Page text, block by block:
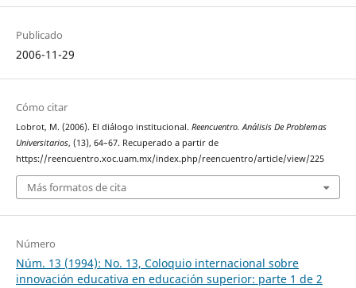
Publicado
2006-11-29
Cómo citar
Lobrot, M. (2006). El diálogo institucional. Reencuentro. Análisis De Problemas
Universitarios, (13), 64–67. Recuperado a partir de
https://reencuentro.xoc.uam.mx/index.php/reencuentro/article/view/225
Más formatos de cita
Número
Núm. 13 (1994): No. 13, Coloquio internacional sobre
innovación educativa en educación superior: parte 1 de 2